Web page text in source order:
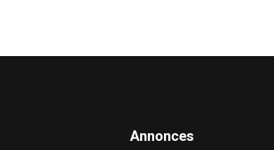
Annonces